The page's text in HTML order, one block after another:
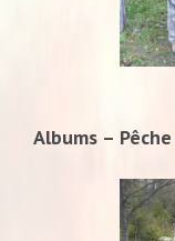
Albums – Pêche